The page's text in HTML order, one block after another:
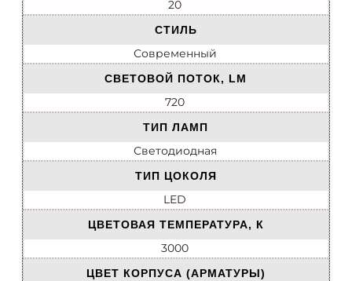
20
СТИЛЬ
Современный
СВЕТОВОЙ ПОТОК, LM
720
ТИП ЛАМП
Светодиодная
ТИП ЦОКОЛЯ
LED
ЦВЕТОВАЯ ТЕМПЕРАТУРА, К
3000
ЦВЕТ КОРПУСА (АРМАТУРЫ)